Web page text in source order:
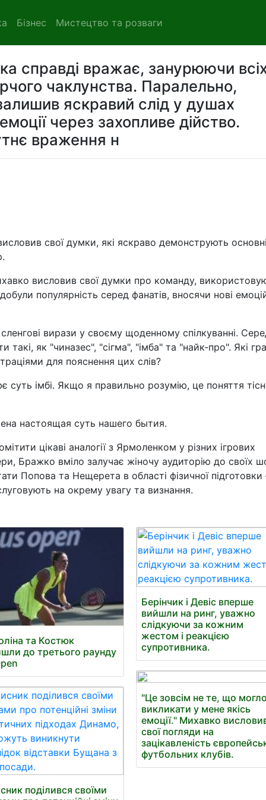
Бізнес Мистецтво та розваги
справді вражає, занурюючи
чаклунства. Паралельно,
яскравий слід у душах
через захопливе дійство.
враження н
свої думки, які яскраво демонструють
висловив свої думки про команду,
популярність серед фанатів, вносячи нові
вирази у своєму щоденному спілкуванні.
як "чиназес", "сігма", "імба" та "найк-про". Які
для пояснення цих слів?
імбі. Якщо я правильно розумію, це поняття
настоящая суть нашего бытия.
цікаві аналогії з Ярмоленком у різних ігрових
Бражко вміло залучає жіночу аудиторію до своїх
Попова та Нещерета в області фізичної
на окрему увагу та визнання.
та Костюк
до третього раунду
поділився своїми
Берінчик і Девіс вперше
вийшли на ринг, уважно
слідкуючи за кожним
жестом і реакцією
супротивника.
"Це зовсім не те, що
викликати у мене якісь
емоції." Михавко
свої погляди на
зацікавленість
футбольних клубів.